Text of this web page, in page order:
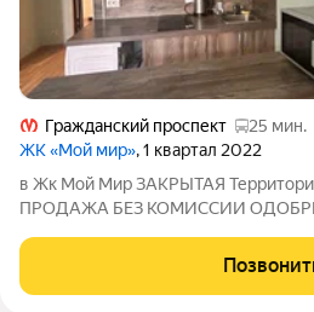
Гражданский проспект
25 мин.
ЖК «Мой мир», 1 квартал 2022
в Жк Мой Мир ЗАКРЫТАЯ
ПРОДАЖА БЕЗ КОМИССИИ
документы готовы ипотека возможна сделка пройдёт
и без рисков! Никто не прописан